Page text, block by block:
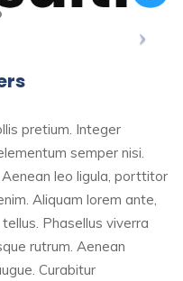
pretium. Integer
semper nisi.
leo ligula, porttitor
Aliquam lorem ante,
Phasellus viverra
rutrum. Aenean
Curabitur